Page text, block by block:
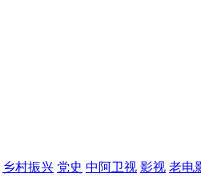
乡村振兴 党史 中阿卫视 影视 老电